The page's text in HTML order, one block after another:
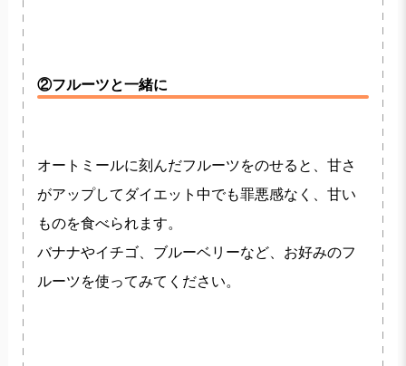
②フルーツと一緒に
オートミールに刻んだフルーツをのせると、甘さ
がアップしてダイエット中でも罪悪感なく、甘い
ものを食べられます。
バナナやイチゴ、ブルーベリーなど、お好みのフ
ルーツを使ってみてください。